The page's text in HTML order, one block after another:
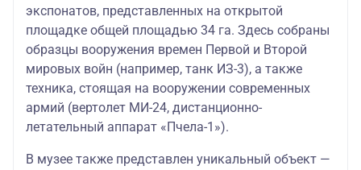
экспонатов, представленных на открытой
площадке общей площадью 34 га. Здесь собраны
образцы вооружения времен Первой и Второй
мировых войн (например, танк ИЗ-3), а также
техника, стоящая на вооружении современных
армий (вертолет МИ-24, дистанционно-
летательный аппарат «Пчела-1»).
В музее также представлен уникальный объект —